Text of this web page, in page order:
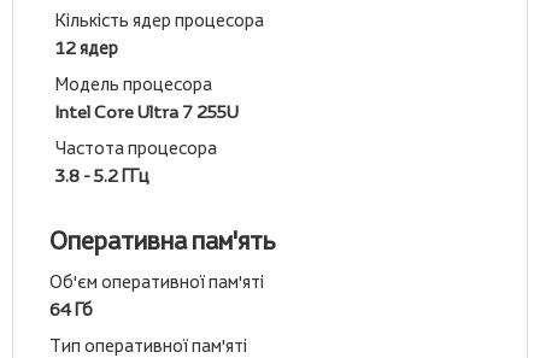
Кількість ядер процесора
12 ядер
Модель процесора
Intel Core Ultra 7 255U
Частота процесора
3.8 - 5.2 ГГц
Оперативна пам'ять
Об'єм оперативної пам'яті
64 Гб
Тип оперативної пам'яті